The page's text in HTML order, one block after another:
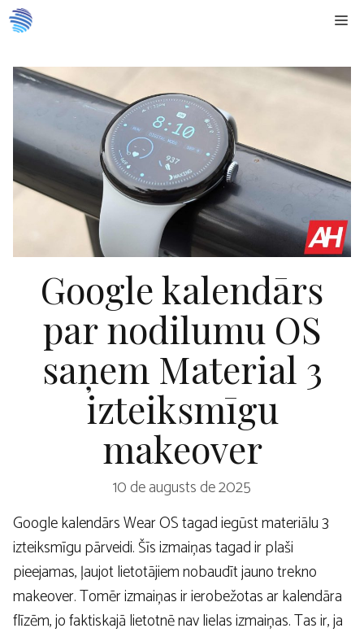
Doties
uz
Google kalendārs
par nodilumu OS
saņem Material 3
izteiksmīgu
makeover
10 de augusts de 2025
Google kalendārs Wear OS tagad iegūst materiālu 3
izteiksmīgu pārveidi. Šīs izmaiņas tagad ir plaši
pieejamas, ļaujot lietotājiem nobaudīt jauno trekno
makeover. Tomēr izmaiņas ir ierobežotas ar kalendāra
flīzēm, jo faktiskajā lietotnē nav lielas izmaiņas. Tas ir, ja